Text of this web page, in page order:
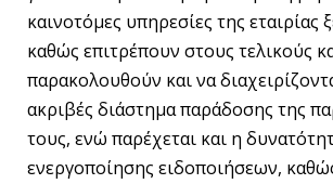
καινοτόμες υπηρεσίες της εταιρίας
καθώς επιτρέπουν στους τελικούς
παρακολουθούν και να
ακριβές διάστημα παράδοσης της
τους, ενώ παρέχεται και η
ενεργοποίησης ειδοποιήσεων,